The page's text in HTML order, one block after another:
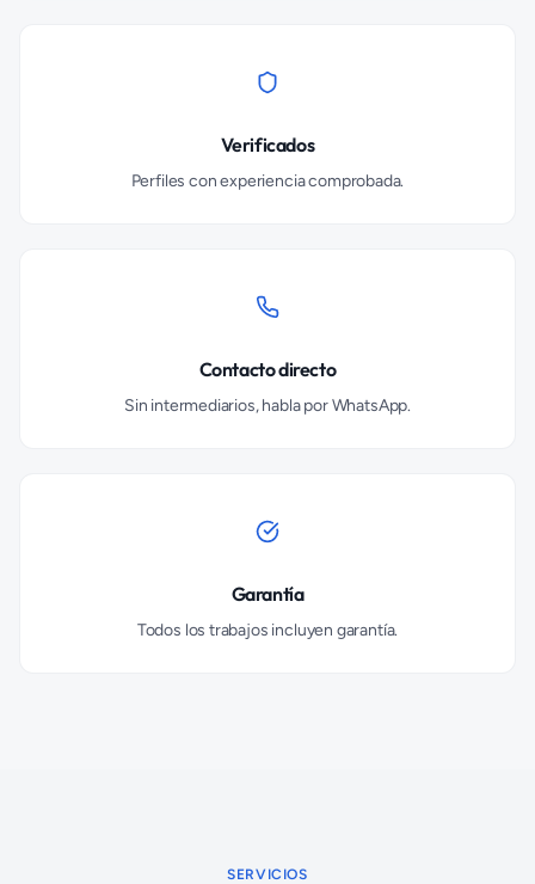
Verificados
Perfiles con experiencia comprobada.
Contacto directo
Sin intermediarios, habla por WhatsApp.
Garantía
Todos los trabajos incluyen garantía.
SERVICIOS